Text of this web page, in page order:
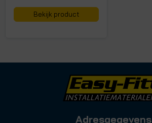
Bekijk product
Adresgegevens